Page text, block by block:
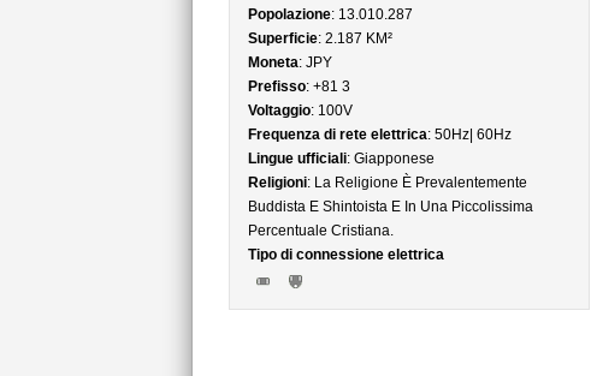
Popolazione: 13.010.287
Superficie: 2.187 KM²
Moneta: JPY
Prefisso: +81 3
Voltaggio: 100V
Frequenza di rete elettrica: 50Hz| 60Hz
Lingue ufficiali: Giapponese
Religioni: La Religione È Prevalentemente
Buddista E Shintoista E In Una Piccolissima
Percentuale Cristiana.
Tipo di connessione elettrica